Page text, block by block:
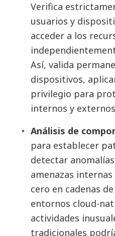
Verifica
usuarios y
acceder a los
Así, valida
dispositivos,
privilegio para
internos y
Análisis de
para establecer
detectar
amenazas
cero en cadenas
entornos cloud-
actividades
tradicionales